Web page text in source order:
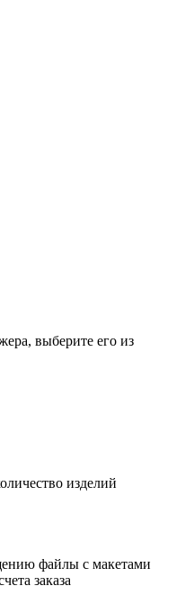
выберите его из
изделий
файлы с макетами
заказа